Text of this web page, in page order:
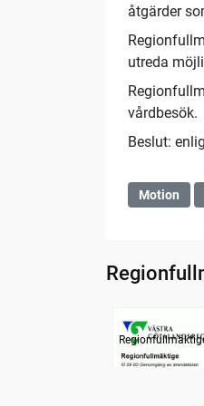
åtgärder
utreda
vårdbesök.
Beslut:
Motion
Information